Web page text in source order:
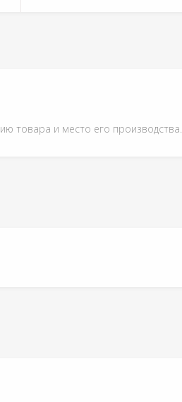
товара и место его производства.